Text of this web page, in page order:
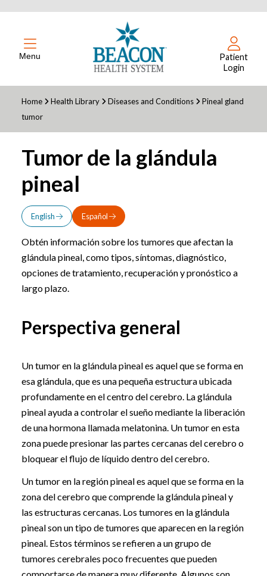
Menu
Patient
Login
Home Health Library Diseases and Conditions
Pineal gland
tumor
Tumor de la glándula
pineal
English Español
Obtén información sobre los tumores que afectan la
glándula pineal, como tipos, síntomas, diagnóstico,
opciones de tratamiento, recuperación y pronóstico a
largo plazo.
Perspectiva general
Un tumor en la glándula pineal es aquel que se forma en
esa glándula, que es una pequeña estructura ubicada
profundamente en el centro del cerebro. La glándula
pineal ayuda a controlar el sueño mediante la liberación
de una hormona llamada melatonina. Un tumor en esta
zona puede presionar las partes cercanas del cerebro o
bloquear el flujo de líquido dentro del cerebro.
Un tumor en la región pineal es aquel que se forma en la
zona del cerebro que comprende la glándula pineal y
las estructuras cercanas. Los tumores en la glándula
pineal son un tipo de tumores que aparecen en la región
pineal. Estos términos se refieren a un grupo de
tumores cerebrales poco frecuentes que pueden